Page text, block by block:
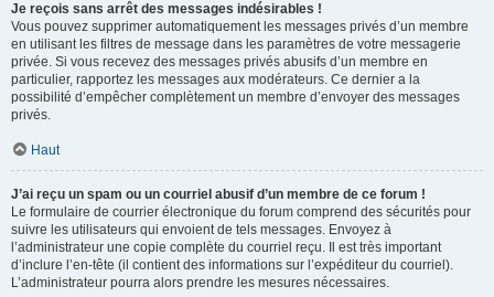
Je reçois sans arrêt des messages indésirables !
Vous pouvez supprimer automatiquement les messages privés d’un membre
en utilisant les filtres de message dans les paramètres de votre messagerie
privée. Si vous recevez des messages privés abusifs d’un membre en
particulier, rapportez les messages aux modérateurs. Ce dernier a la
possibilité d’empêcher complètement un membre d’envoyer des messages
privés.
Haut
J’ai reçu un spam ou un courriel abusif d’un membre de ce forum !
Le formulaire de courrier électronique du forum comprend des sécurités pour
suivre les utilisateurs qui envoient de tels messages. Envoyez à
l’administrateur une copie complète du courriel reçu. Il est très important
d’inclure l’en-tête (il contient des informations sur l’expéditeur du courriel).
L’administrateur pourra alors prendre les mesures nécessaires.